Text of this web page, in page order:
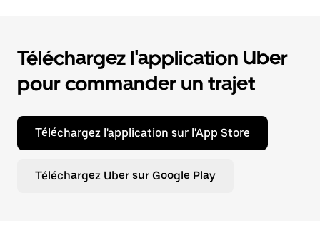
Téléchargez l'application Uber
pour commander un trajet
Téléchargez l'application sur l'App Store
Téléchargez Uber sur Google Play